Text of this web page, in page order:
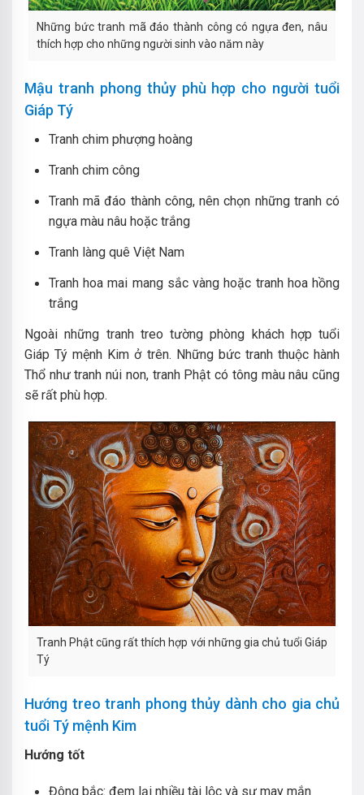
Những bức tranh mã đáo thành công có ngựa đen, nâu
thích hợp cho những người sinh vào năm này
Mậu tranh phong thủy phù hợp cho người tuổi
Giáp Tý
Tranh chim phượng hoàng
Tranh chim công
Tranh mã đáo thành công, nên chọn những tranh có
ngựa màu nâu hoặc trắng
Tranh làng quê Việt Nam
Tranh hoa mai mang sắc vàng hoặc tranh hoa hồng
trắng
Ngoài những tranh treo tường phòng khách hợp tuổi
Giáp Tý mệnh Kim ở trên. Những bức tranh thuộc hành
Thổ như tranh núi non, tranh Phật có tông màu nâu cũng
sẽ rất phù hợp.
Tranh Phật cũng rất thích hợp với những gia chủ tuổi Giáp
Tý
Hướng treo tranh phong thủy dành cho gia chủ
tuổi Tý mệnh Kim
Hướng tốt
Đông bắc: đem lại nhiều tài lộc và sự may mắn